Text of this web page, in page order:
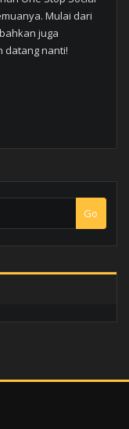
Mulai dari
juga
datang nanti!
Go